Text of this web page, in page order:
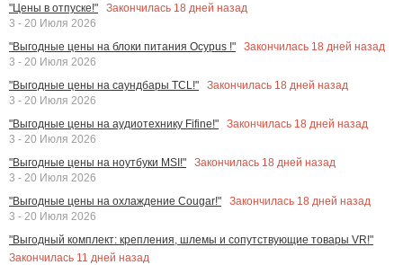
"Цены в отпуске!"
Закончилась 18 дней назад
3 - 20 Июля 2026
"Выгодные цены на блоки питания Ocypus !"
Закончилась 18 дней назад
3 - 20 Июля 2026
"Выгодные цены на саундбары TCL!"
Закончилась 18 дней назад
3 - 20 Июля 2026
"Выгодные цены на аудиотехнику Fifine!"
Закончилась 18 дней назад
3 - 20 Июля 2026
"Выгодные цены на ноутбуки MSI!"
Закончилась 18 дней назад
3 - 20 Июля 2026
"Выгодные цены на охлаждение Cougar!"
Закончилась 18 дней назад
3 - 20 Июля 2026
"Выгодный комплект: крепления, шлемы и сопутствующие товары VR!"
Закончилась 11 дней назад